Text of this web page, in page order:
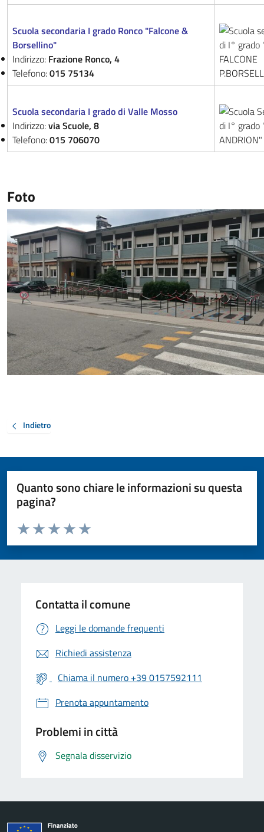
Scuola secondaria I grado Ronco "Falcone &
Borsellino"
Indirizzo: Frazione Ronco, 4
Telefono:015 75134
Scuola secondaria I grado di Valle Mosso
Indirizzo:via Scuole, 8
Telefono:015 706070
Foto
Indietro
Quanto sono chiare le informazioni su questa
pagina?
Valuta da 1 a 5 stelle la pagina
Valuta 5 stelle su 5
Valuta 4 stelle su 5
Valuta 3 stelle su 5
Valuta 2 stelle su 5
Valuta 1 stelle su 5
Contatta il comune
Leggi le domande frequenti
Richiedi assistenza
Chiama il numero +39 0157592111
Prenota appuntamento
Problemi in città
Segnala disservizio